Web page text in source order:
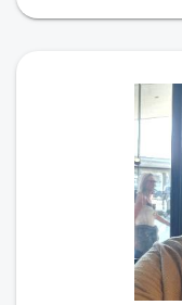
Belle plastique
pas railleur... Ne
mais son égaux.